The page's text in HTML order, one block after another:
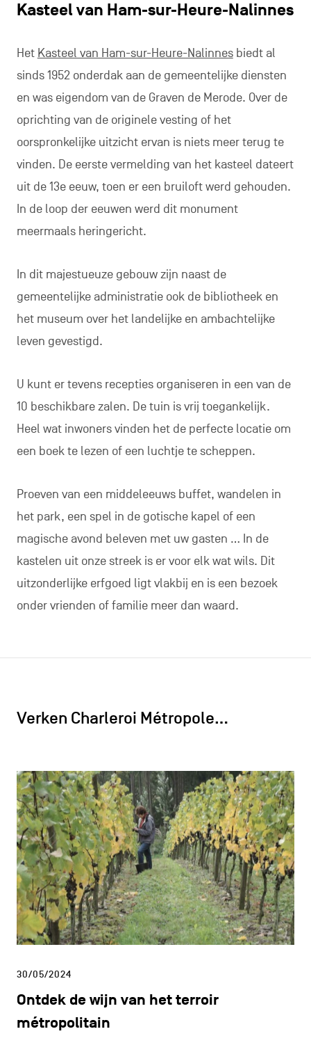
Kasteel van Ham-sur-Heure-Nalinnes
Het Kasteel van Ham-sur-Heure-Nalinnesbiedt al
sinds 1952 onderdak aan de gemeentelijke diensten
en was eigendom van de Graven de Merode. Over de
oprichting van de originele vesting of het
oorspronkelijke uitzicht ervan is niets meer terug te
vinden. De eerste vermelding van het kasteel dateert
uit de 13e eeuw, toen er een bruiloft werd gehouden.
In de loop der eeuwen werd dit monument
meermaals heringericht.
In dit majestueuze gebouw zijn naast de
gemeentelijke administratie ook de bibliotheek en
het museum over het landelijke en ambachtelijke
leven gevestigd.
U kunt er tevens recepties organiseren in een van de
10 beschikbare zalen. De tuin is vrij toegankelijk.
Heel wat inwoners vinden het de perfecte locatie om
een boek te lezen of een luchtje te scheppen.
Proeven van een middeleeuws buffet, wandelen in
het park, een spel in de gotische kapel of een
magische avond beleven met uw gasten … In de
kastelen uit onze streek is er voor elk wat wils. Dit
uitzonderlijke erfgoed ligt vlakbij en is een bezoek
onder vrienden of familie meer dan waard.
Verken Charleroi Métropole…
30/05/2024
Ontdek de wijn van het terroir
métropolitain